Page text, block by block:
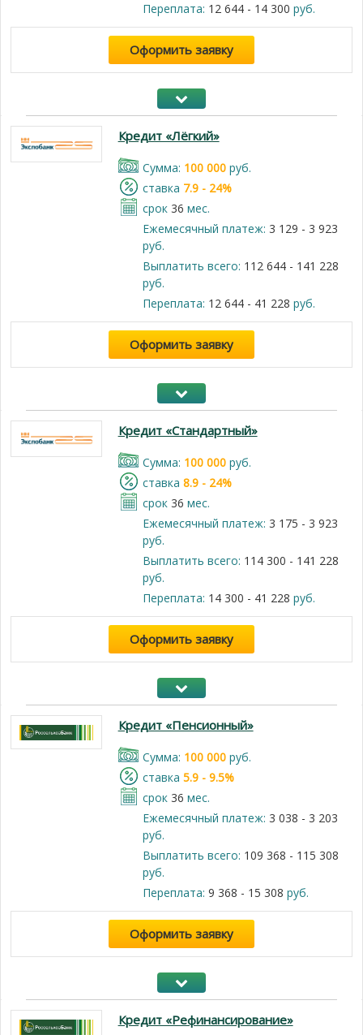
Переплата: 12 644 - 14 300 руб.
Оформить заявку
Кредит «Лёгкий»
Cумма: 100 000руб.
cтавка 7.9 - 24%
срок 36 мес.
Ежемесячный платеж: 3 129 - 3 923
руб.
Выплатить всего: 112 644 - 141 228
руб.
Переплата: 12 644 - 41 228 руб.
Оформить заявку
Кредит «Стандартный»
Cумма: 100 000руб.
cтавка 8.9 - 24%
срок 36 мес.
Ежемесячный платеж: 3 175 - 3 923
руб.
Выплатить всего: 114 300 - 141 228
руб.
Переплата: 14 300 - 41 228 руб.
Оформить заявку
Кредит «Пенсионный»
Cумма: 100 000руб.
cтавка 5.9 - 9.5%
срок 36 мес.
Ежемесячный платеж: 3 038 - 3 203
руб.
Выплатить всего: 109 368 - 115 308
руб.
Переплата: 9 368 - 15 308 руб.
Оформить заявку
Кредит «Рефинансирование»